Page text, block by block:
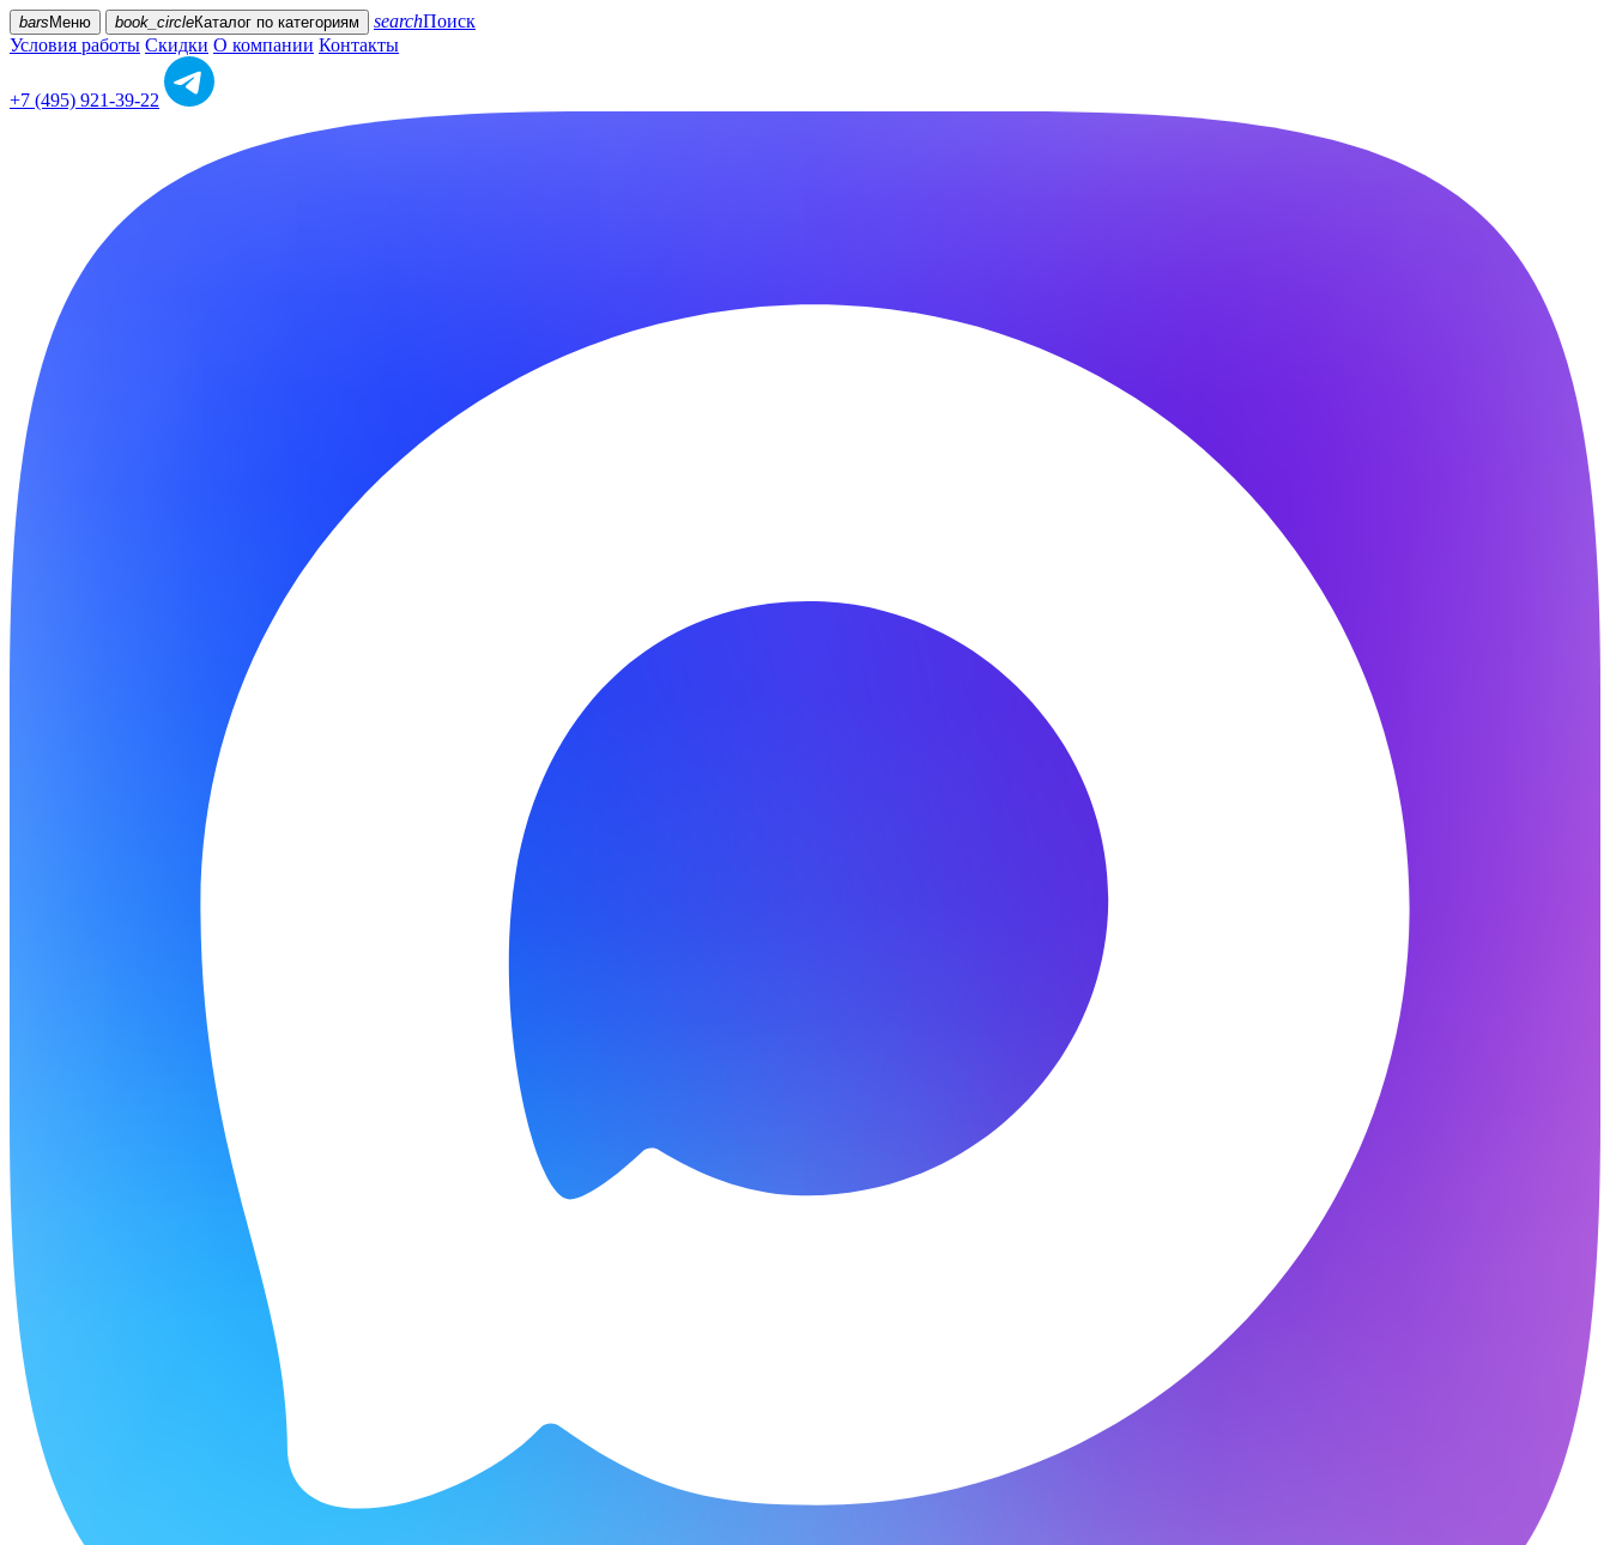
bars Меню book_circleКаталог по категориям searchПоиск
Условия работы Скидки О компании Контакты
+7 (495) 921-39-22